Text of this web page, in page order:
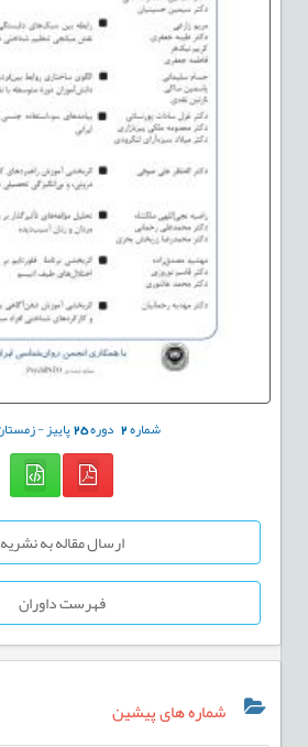
شماره2 دوره25پاییز - زمستان
ارسال مقاله به نشریه
فهرست داوران
شماره های پیشین